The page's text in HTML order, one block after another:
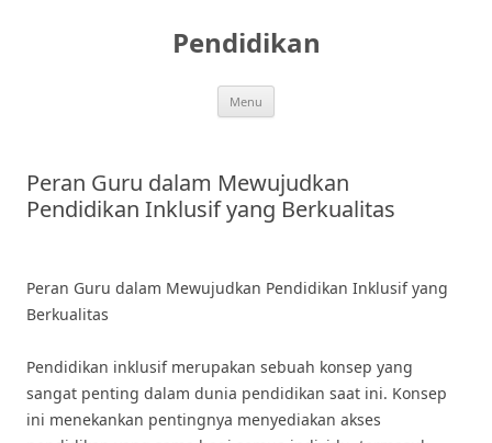
Pendidikan
Menu
Peran Guru dalam Mewujudkan
Pendidikan Inklusif yang Berkualitas
Peran Guru dalam Mewujudkan Pendidikan Inklusif yang
Berkualitas
Pendidikan inklusif merupakan sebuah konsep yang
sangat penting dalam dunia pendidikan saat ini. Konsep
ini menekankan pentingnya menyediakan akses